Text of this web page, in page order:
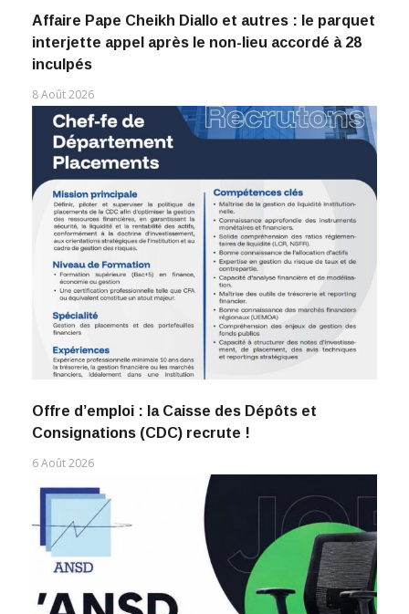
Affaire Pape Cheikh Diallo et autres : le parquet
interjette appel après le non-lieu accordé à 28
inculpés
8 Août 2026
Offre d’emploi : la Caisse des Dépôts et
Consignations (CDC) recrute !
6 Août 2026